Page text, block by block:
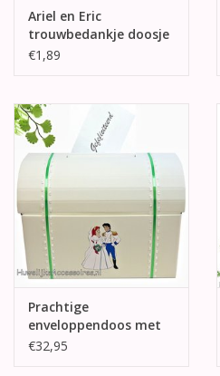
Ariel en Eric
trouwbedankje doosje
€1,89
Prachtige
enveloppendoos met
Ariel en Erik
€32,95